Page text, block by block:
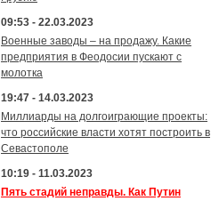
09:53 - 22.03.2023
Военные заводы – на продажу. Какие
предприятия в Феодосии пускают с
молотка
19:47 - 14.03.2023
Миллиарды на долгоиграющие проекты:
что российские власти хотят построить в
Севастополе
10:19 - 11.03.2023
Пять стадий неправды. Как Путин